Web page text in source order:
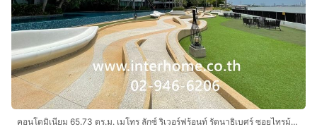
คอนโดมิเนียม 65.73 ตร.ม. เมโทร ลักซ์ ริเวอร์ฟร้อนท์ รัตนาธิเบศร์ ซอยไทรม้า 7 ถนนรัตนาธิเบศร์ ถนนไทรม้า ไทรน้อย นนทบุรี